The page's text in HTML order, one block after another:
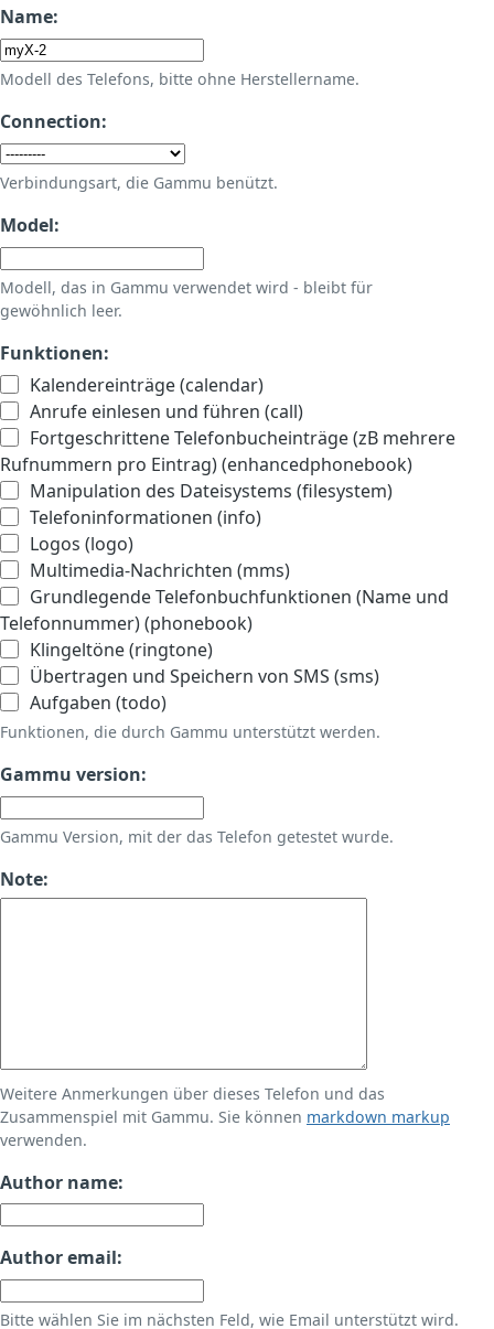
Name:
Modell des Telefons, bitte ohne Herstellername.
Connection:
Verbindungsart, die Gammu benützt.
Model:
Modell, das in Gammu verwendet wird - bleibt für
gewöhnlich leer.
Funktionen:
Kalendereinträge (calendar)
Anrufe einlesen und führen (call)
Fortgeschrittene Telefonbucheinträge (zB mehrere
Rufnummern pro Eintrag) (enhancedphonebook)
Manipulation des Dateisystems (filesystem)
Telefoninformationen (info)
Logos (logo)
Multimedia-Nachrichten (mms)
Grundlegende Telefonbuchfunktionen (Name und
Telefonnummer) (phonebook)
Klingeltöne (ringtone)
Übertragen und Speichern von SMS (sms)
Aufgaben (todo)
Funktionen, die durch Gammu unterstützt werden.
Gammu version:
Gammu Version, mit der das Telefon getestet wurde.
Note:
Weitere Anmerkungen über dieses Telefon und das
Zusammenspiel mit Gammu. Sie können markdown markup
verwenden.
Author name:
Author email:
Bitte wählen Sie im nächsten Feld, wie Email unterstützt wird.